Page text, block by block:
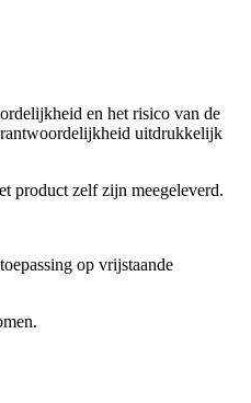
en het risico van de
uitdrukkelijk
product zelf zijn meegeleverd.
op vrijstaande